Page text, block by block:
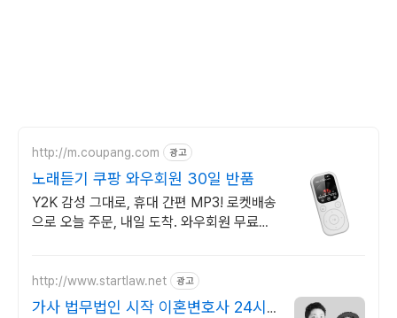
http://m.coupang.com 광고
노래듣기 쿠팡 와우회원 30일 반품
Y2K 감성 그대로, 휴대 간편 MP3! 로켓배송
으로 오늘 주문, 내일 도착. 와우회원 무료배
http://www.startlaw.net 광고
가사 법무법인 시작 이혼변호사 24시